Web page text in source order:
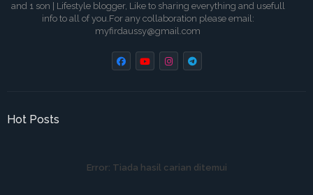
and 1 son | Lifestyle blogger, Like to sharing everything and usefull
info to all of you.For any collaboration please email:
myfirdaussy@gmail.com
Hot Posts
Error: Tiada hasil carian ditemui